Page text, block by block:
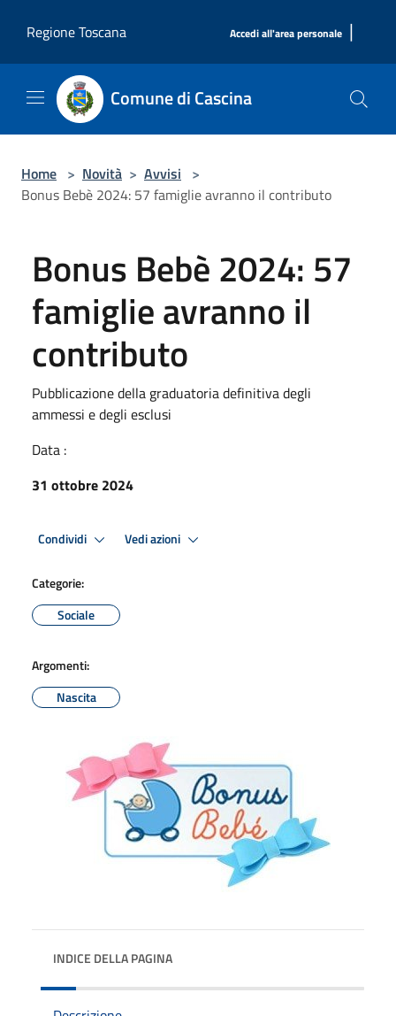
Regione Toscana
Accedi all'area personale |
Comune di Cascina
Home > Novità > Avvisi >
Bonus Bebè 2024: 57 famiglie avranno il contributo
Bonus Bebè 2024: 57
famiglie avranno il
contributo
Pubblicazione della graduatoria definitiva degli
ammessi e degli esclusi
Data :
31 ottobre 2024
Condividi Vedi azioni
Categorie:
Sociale
Argomenti:
Nascita
INDICE DELLA PAGINA